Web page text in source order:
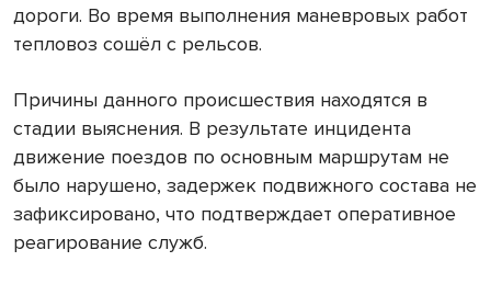
дороги. Во время выполнения маневровых работ
тепловоз сошёл с рельсов.
Причины данного происшествия находятся в
стадии выяснения. В результате инцидента
движение поездов по основным маршрутам не
было нарушено, задержек подвижного состава не
зафиксировано, что подтверждает оперативное
реагирование служб.